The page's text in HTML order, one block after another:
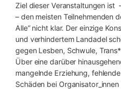
Ziel dieser Veranstaltungen ist
– den meisten Teilnehmenden
Alle“ nicht klar. Der einzige
und verhindertem Landadel
gegen Lesben, Schwule,
Über eine darüber
mangelnde Erziehung,
Schäden bei